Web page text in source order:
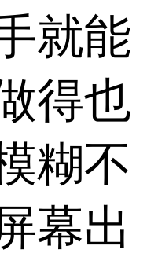
就能
得也
糊不
幕出